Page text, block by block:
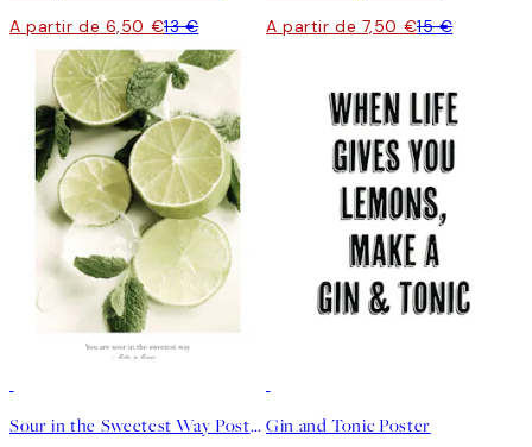
A partir de 6,50 €13 € A partir de 7,50 €15 €
Sour in the Sweetest Way Poster Gin and Tonic Poster